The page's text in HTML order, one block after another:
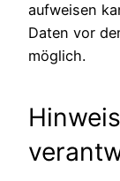
aufweisen
Daten vor
möglich.